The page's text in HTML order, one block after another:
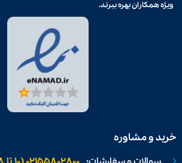
ویژه همکاران بهره ببرند.
خرید و مشاوره